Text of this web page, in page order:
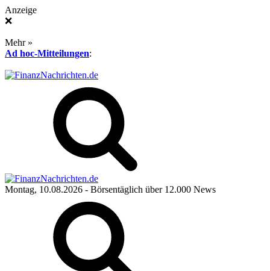
Anzeige
❌
Mehr »
Ad hoc-Mitteilungen:
Montag, 10.08.2026 - Börsentäglich über 12.000 News